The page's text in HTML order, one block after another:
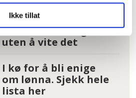
Ikke tillat
Tannhelse: Se om du
har krav på gratis
tannbehandling
uten å vite det
I kø for å bli enige
om lønna. Sjekk hele
lista her